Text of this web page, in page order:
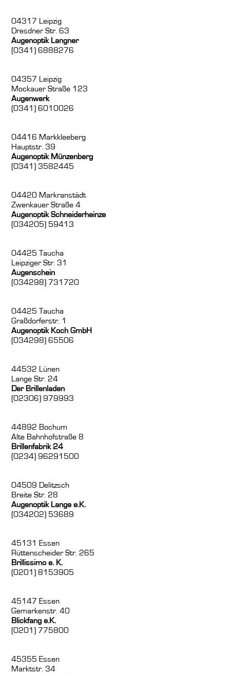
04317 Leipzig
Dresdner Str. 63
Augenoptik Langner
(0341) 6888276
04357 Leipzig
Mockauer Straße 123
Augenwerk
(0341) 6010026
04416 Markkleeberg
Hauptstr. 39
Augenoptik Münzenberg
(0341) 3582445
04420 Markranstädt
Zwenkauer Straße 4
Augenoptik Schneiderheinze
(034205) 59413
04425 Taucha
Leipziger Str. 31
Augenschein
(034298) 731720
04425 Taucha
Graßdorferstr. 1
Augenoptik Koch GmbH
(034298) 65506
44532 Lünen
Lange Str. 24
Der Brillenladen
(02306) 979993
44892 Bochum
Alte Bahnhofstraße 8
Brillenfabrik 24
(0234) 96291500
04509 Delitzsch
Breite Str. 28
Augenoptik Lange e.K.
(034202) 53689
45131 Essen
Rüttenscheider Str. 265
Brillissimo e. K.
(0201) 8153905
45147 Essen
Gemarkenstr. 40
Blickfang e.K.
(0201) 775800
45355 Essen
Marktstr. 34